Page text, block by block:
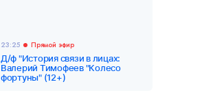
23:25 Прямой эфир
Д/ф "История связи в лицах:
Валерий Тимофеев "Колесо
фортуны" (12+)